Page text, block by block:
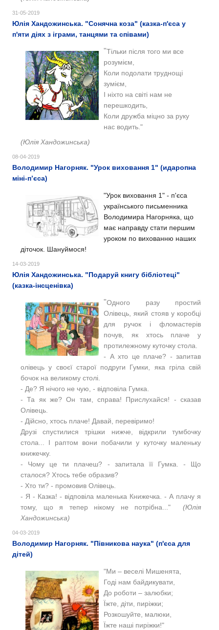
31-05-2019
Юлія Хандожинська. "Сонячна коза" (казка-п'єса у
п'яти діях з іграми, танцями та співами)
"Тільки після того ми все
розумієм,
Коли подолати труднощі
зумієм,
І ніхто на світі нам не
перешкодить,
Коли дружба міцно за руку
нас водить."
(Юлія Хандожинська)
08-04-2019
Володимир Нагорняк. "Урок виховання 1" (идаропна
міні-п’єса)
"Урок виховання 1" - п'єса
українського письменника
Володимира Нагорняка, що
має направду стати першим
уроком по вихованню наших
діточок. Шануймося!
14-03-2019
Юлія Хандожинська. "Подаруй книгу бібліотеці"
(казка-інсценівка)
"Одного разу простий
Олівець, який стояв у коробці
для ручок і фломастерів
почув, як хтось плаче у
протилежному куточку стола.
- А хто це плаче? - запитав
олівець у своєї старої подруги Гумки, яка гріла свій
бочок на великому столі.
- Де? Я нічого не чую, - відповіла Гумка.
- Та як же? Он там, справа! Прислухайся! - сказав
Олівець.
- Дійсно, хтось плаче! Давай, перевіримо!
Друзі спустилися трішки нижче, відкрили тумбочку
стола... І раптом вони побачили у куточку маленьку
книжечку.
- Чому це ти плачеш? - запитала її Гумка. - Що
сталося? Хтось тебе образив?
- Хто ти? - промовив Олівець.
- Я - Казка! - відповіла маленька Книжечка. - А плачу я
тому, що я тепер нікому не потрібна..."
(Юлія
Хандожинська)
04-03-2019
Володимир Нагорняк. "Півникова наука" (п'єса для
дітей)
"Ми – веселі Мишенята,
Годі нам байдикувати,
До роботи – залюбки;
Їжте, діти, пиріжки;
Розкошуйте, малюки,
Їжте наші пиріжки!"